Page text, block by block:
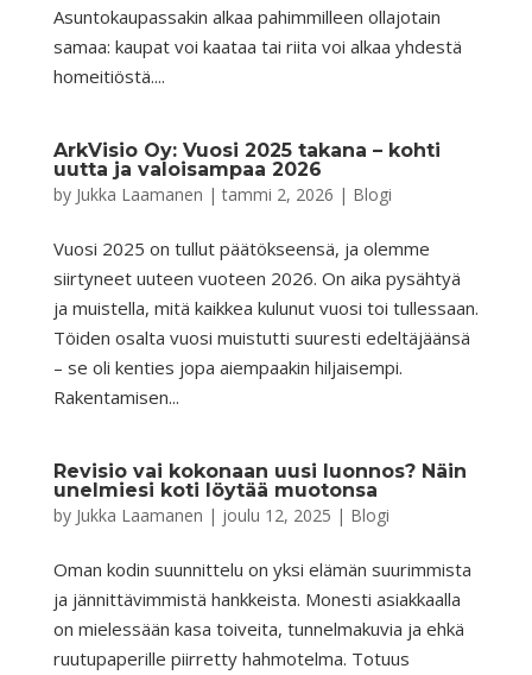
Asuntokaupassakin alkaa pahimmilleen ollajotain
samaa: kaupat voi kaataa tai riita voi alkaa yhdestä
homeitiöstä....
ArkVisio Oy: Vuosi 2025 takana – kohti
uutta ja valoisampaa 2026
by Jukka Laamanen |tammi 2, 2026 | Blogi
Vuosi 2025 on tullut päätökseensä, ja olemme
siirtyneet uuteen vuoteen 2026. On aika pysähtyä
ja muistella, mitä kaikkea kulunut vuosi toi tullessaan.
Töiden osalta vuosi muistutti suuresti edeltäjäänsä
– se oli kenties jopa aiempaakin hiljaisempi.
Rakentamisen...
Revisio vai kokonaan uusi luonnos? Näin
unelmiesi koti löytää muotonsa
by Jukka Laamanen | joulu 12, 2025 | Blogi
Oman kodin suunnittelu on yksi elämän suurimmista
ja jännittävimmistä hankkeista. Monesti asiakkaalla
on mielessään kasa toiveita, tunnelmakuvia ja ehkä
ruutupaperille piirretty hahmotelma. Totuus